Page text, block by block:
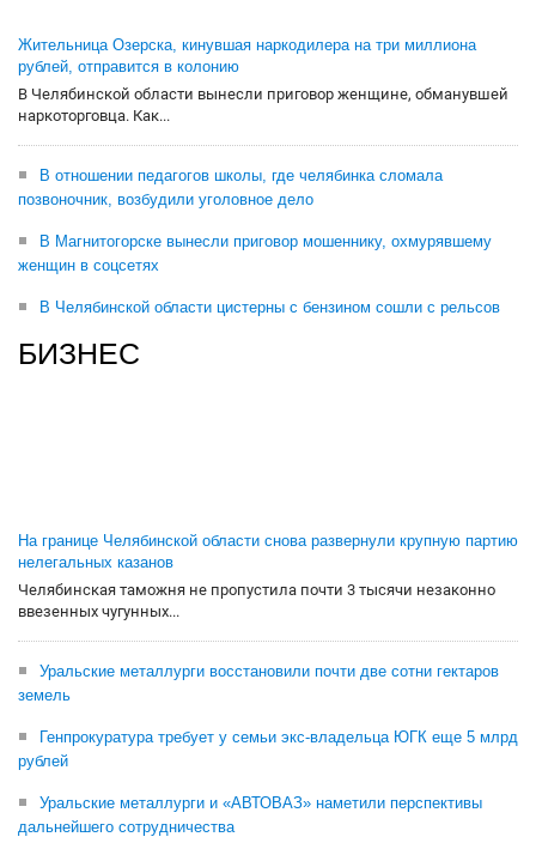
Жительница Озерска, кинувшая наркодилера на три миллиона
рублей, отправится в колонию
В Челябинской области вынесли приговор женщине, обманувшей
наркоторговца. Как...
В отношении педагогов школы, где челябинка сломала
позвоночник, возбудили уголовное дело
В Магнитогорске вынесли приговор мошеннику, охмурявшему
женщин в соцсетях
В Челябинской области цистерны с бензином сошли с рельсов
БИЗНЕС
На границе Челябинской области снова развернули крупную партию
нелегальных казанов
Челябинская таможня не пропустила почти 3 тысячи незаконно
ввезенных чугунных...
Уральские металлурги восстановили почти две сотни гектаров
земель
Генпрокуратура требует у семьи экс-владельца ЮГК еще 5 млрд
рублей
Уральские металлурги и «АВТОВАЗ» наметили перспективы
дальнейшего сотрудничества